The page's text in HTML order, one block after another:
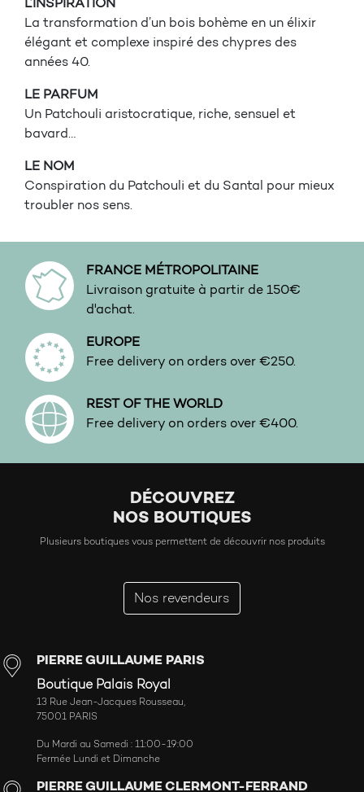
L’INSPIRATION
La transformation d’un bois bohème en un élixir
élégant et complexe inspiré des chypres des
années 40.
LE PARFUM
Un Patchouli aristocratique, riche, sensuel et
bavard…
LE NOM
Conspiration du Patchouli et du Santal pour mieux
troubler nos sens.
FRANCE MÉTROPOLITAINE
Livraison gratuite à partir de 150€
d'achat.
EUROPE
Free delivery on orders over €250.
REST OF THE WORLD
Free delivery on orders over €400.
DÉCOUVREZ
NOS BOUTIQUES
Plusieurs boutiques vous permettent de découvrir nos produits
Nos revendeurs
PIERRE GUILLAUME PARIS
Boutique Palais Royal
13 Rue Jean-Jacques Rousseau,
75001 PARIS
Du Mardi au Samedi : 11:00-19:00
Fermée Lundi et Dimanche
PIERRE GUILLAUME CLERMONT-FERRAND